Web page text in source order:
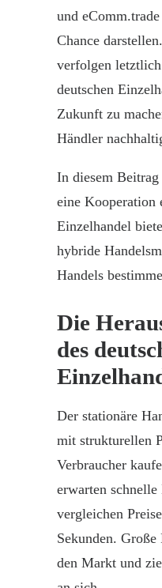
und eComm.trade
Chance
verfolgen
deutschen
Zukunft zu
Händler
In diesem
eine Kooperation
Einzelhandel
hybride
Handels
Die
des
Der stationäre
mit strukturellen
Verbraucher
erwarten
vergleichen
Sekunden.
den Markt und